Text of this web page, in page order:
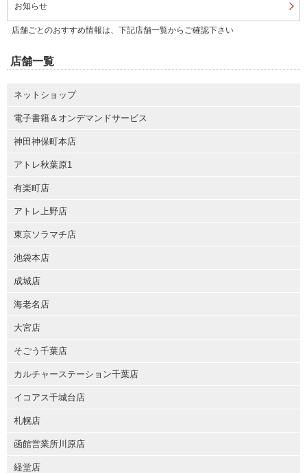
お知らせ
店舗ごとのおすすめ情報は、下記店舗一覧からご確認下さい
店舗一覧
ネットショップ
電子書籍＆オンデマンドサービス
神田神保町本店
アトレ秋葉原1
有楽町店
アトレ上野店
東京ソラマチ店
池袋本店
成城店
海老名店
大宮店
そごう千葉店
カルチャーステーション千葉店
イコアス千城台店
札幌店
函館営業所川原店
経堂店